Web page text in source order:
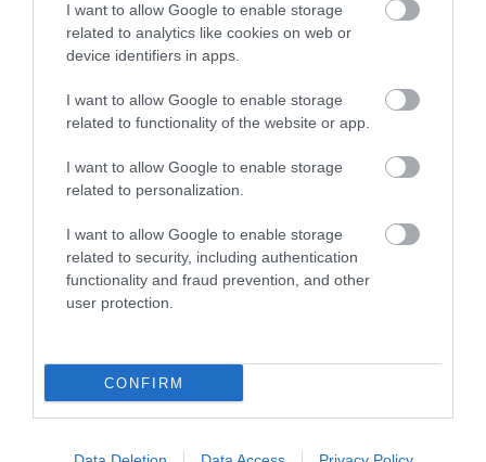
I want to allow Google to enable storage
related to analytics like cookies on web or
device identifiers in apps.
I want to allow Google to enable storage
related to functionality of the website or app.
I want to allow Google to enable storage
related to personalization.
I want to allow Google to enable storage
related to security, including authentication
functionality and fraud prevention, and other
user protection.
CONFIRM
ÖTVEN ÉVIG ROSSZ NÉVEN
VALAKI VÉGRE RÁNÉZETT
2026-07-28
A VADKAMERA EDDIG NÉZETT,
MOST MÁR GONDOLKODNI IS
PRÓBÁL: ÍGY SEGÍTHETI AZ AI
2026-07-27